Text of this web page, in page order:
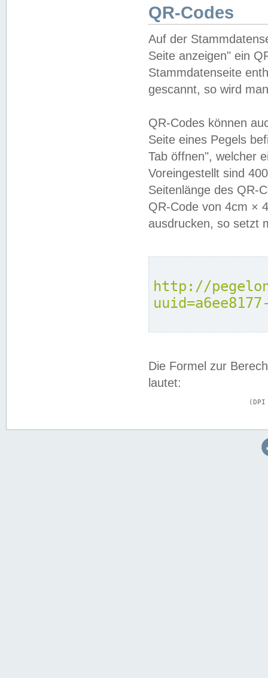
QR-Codes
Auf der
Seite anzeigen" ein
Stammdatenseite
gescannt, so wird
QR-Codes können
Seite eines Pegels
Tab öffnen", welcher
Voreingestellt sind
Seitenlänge des QR-
QR-Code von 4cm ×
ausdrucken, so setzt
http://
Die Formel zur
lautet: